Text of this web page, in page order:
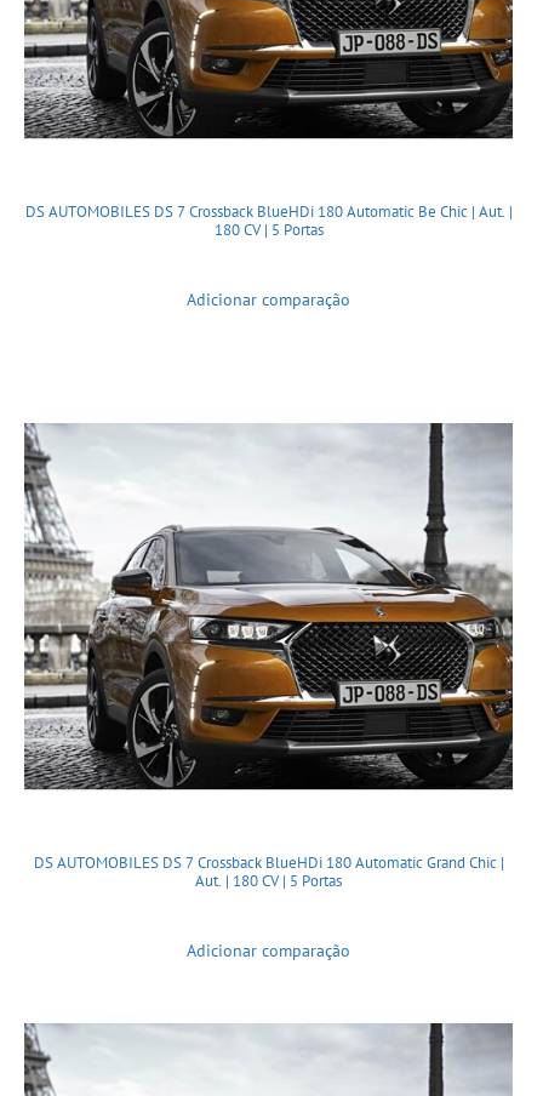
DS AUTOMOBILES DS 7 Crossback BlueHDi 180 Automatic Be Chic | Aut. |
180 CV | 5 Portas
Adicionar comparação
DS AUTOMOBILES DS 7 Crossback BlueHDi 180 Automatic Grand Chic |
Aut. | 180 CV | 5 Portas
Adicionar comparação